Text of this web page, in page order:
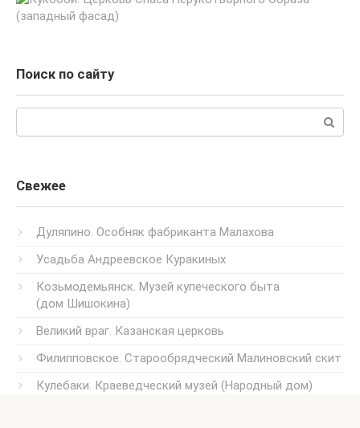
Поиск по сайту
Свежее
Дуляпино. Особняк фабриканта Малахова
Усадьба Андреевское Куракиных
Козьмодемьянск. Музей купеческого быта
(дом Шишокина)
Великий враг. Казанская церковь
Филипповское. Старообрядческий Малиновский скит
Кулебаки. Краеведческий музей (Народный дом)